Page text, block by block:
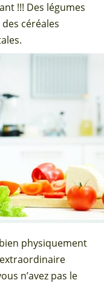
!!! Des légumes
céréales
physiquement
n’avez pas le